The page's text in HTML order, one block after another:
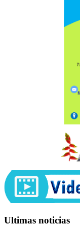
Ultimas noticias